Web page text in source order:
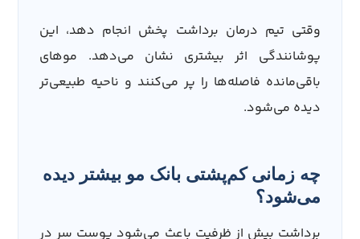
وقتی تیم درمان برداشت پخش انجام دهد، این
پوشانندگی اثر بیشتری نشان می‌دهد. موهای
باقی‌مانده فاصله‌ها را پر می‌کنند و ناحیه طبیعی‌تر
دیده می‌شود.
چه زمانی کم‌پشتی بانک مو بیشتر دیده
می‌شود؟
برداشت بیش از ظرفیت باعث می‌شود پوست سر در